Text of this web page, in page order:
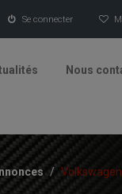
Se connecter
Nous
/